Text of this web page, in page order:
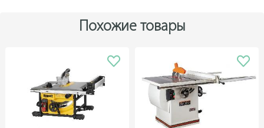
пылеудаления обеспечивает минимальный выброс
опилок и отработанной пыли. Функция Pure-Locator
Похожие товары